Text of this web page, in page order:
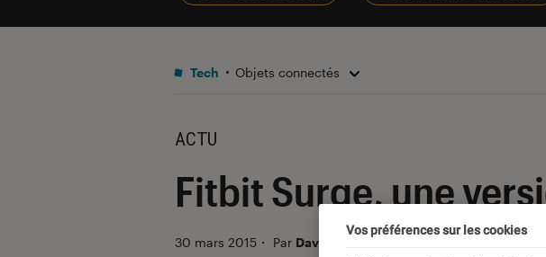
Tech Objets connectés
ACTU
Fitbit Surge, une
30 mars 2015 ・ Par David
Vos préférences sur les cookies